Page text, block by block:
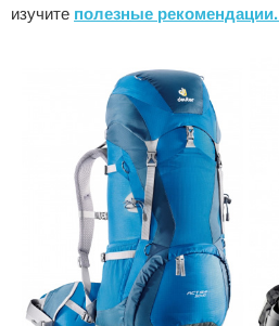
изучите полезные рекомендации.